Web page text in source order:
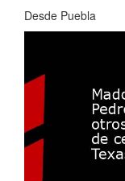
Desde Puebla